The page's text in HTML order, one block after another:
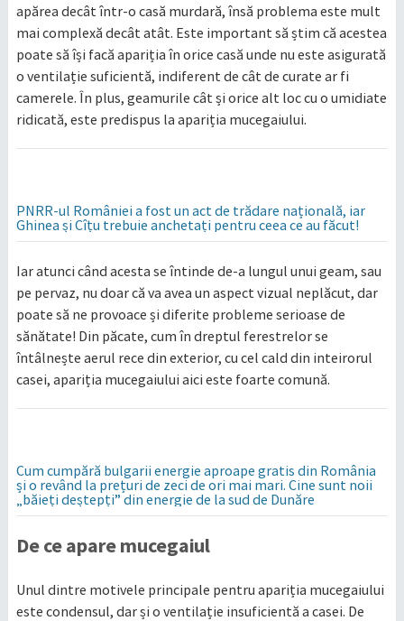
apărea decât într-o casă murdară, însă problema este mult
mai complexă decât atât. Este important să știm că acestea
poate să își facă apariția în orice casă unde nu este asigurată
o ventilație suficientă, indiferent de cât de curate ar fi
camerele. În plus, geamurile cât și orice alt loc cu o umidiate
ridicată, este predispus la apariția mucegaiului.
PNRR-ul României a fost un act de trădare națională, iar
Ghinea și Cîțu trebuie anchetați pentru ceea ce au făcut!
Iar atunci când acesta se întinde de-a lungul unui geam, sau
pe pervaz, nu doar că va avea un aspect vizual neplăcut, dar
poate să ne provoace și diferite probleme serioase de
sănătate! Din păcate, cum în dreptul ferestrelor se
întâlnește aerul rece din exterior, cu cel cald din inteirorul
casei, apariția mucegaiului aici este foarte comună.
Cum cumpără bulgarii energie aproape gratis din România
și o revând la prețuri de zeci de ori mai mari. Cine sunt noii
„băieți deștepți” din energie de la sud de Dunăre
De ce apare mucegaiul
Unul dintre motivele principale pentru apariția mucegaiului
este condensul, dar și o ventilație insuficientă a casei. De